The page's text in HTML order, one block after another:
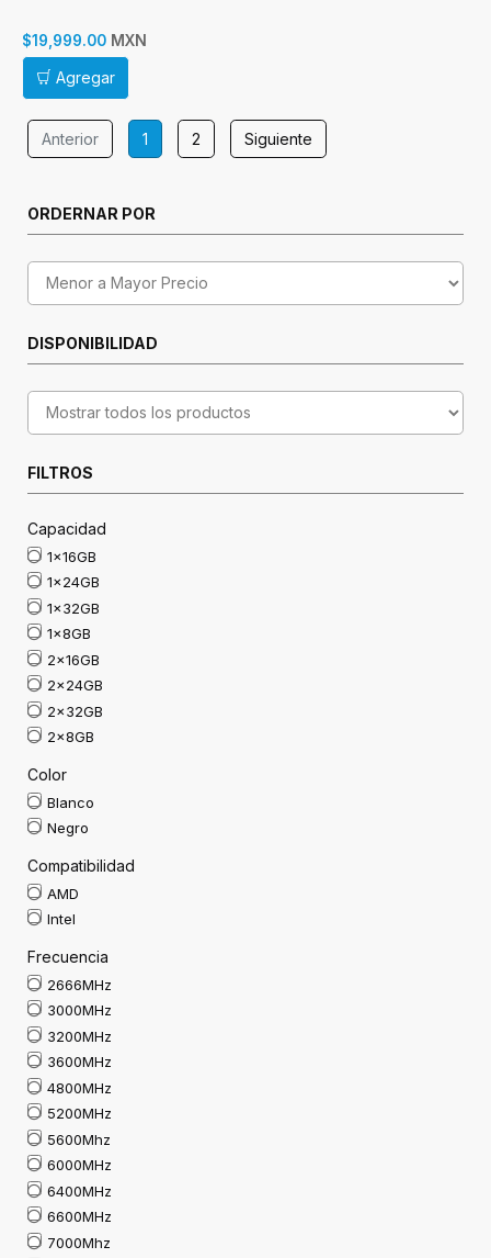
$19,999.00 MXN
Agregar
Anterior 1 2 Siguiente
ORDERNAR POR
DISPONIBILIDAD
FILTROS
Capacidad
1x16GB
1x24GB
1x32GB
1x8GB
2x16GB
2x24GB
2x32GB
2x8GB
Color
Blanco
Negro
Compatibilidad
AMD
Intel
Frecuencia
2666MHz
3000MHz
3200MHz
3600MHz
4800MHz
5200MHz
5600Mhz
6000MHz
6400MHz
6600MHz
7000Mhz